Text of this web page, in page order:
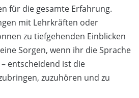
für die gesamte Erfahrung.
mit Lehrkräften oder
zu tiefgehenden Einblicken
Sorgen, wenn ihr die Sprache
entscheidend ist die
zuzuhören und zu